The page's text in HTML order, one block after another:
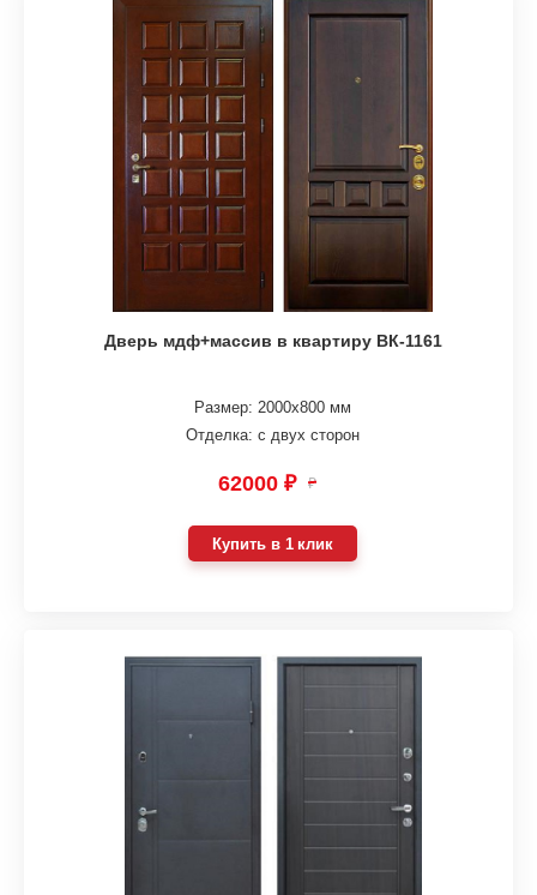
Дверь мдф+массив в квартиру ВК-1161
Размер: 2000х800 мм
Отделка: с двух сторон
62000 ₽ ₽
Купить в 1 клик